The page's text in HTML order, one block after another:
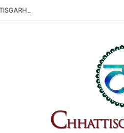
| सुप्रीम कोर्ट से भी झटका, प्लॉट का टेंडर